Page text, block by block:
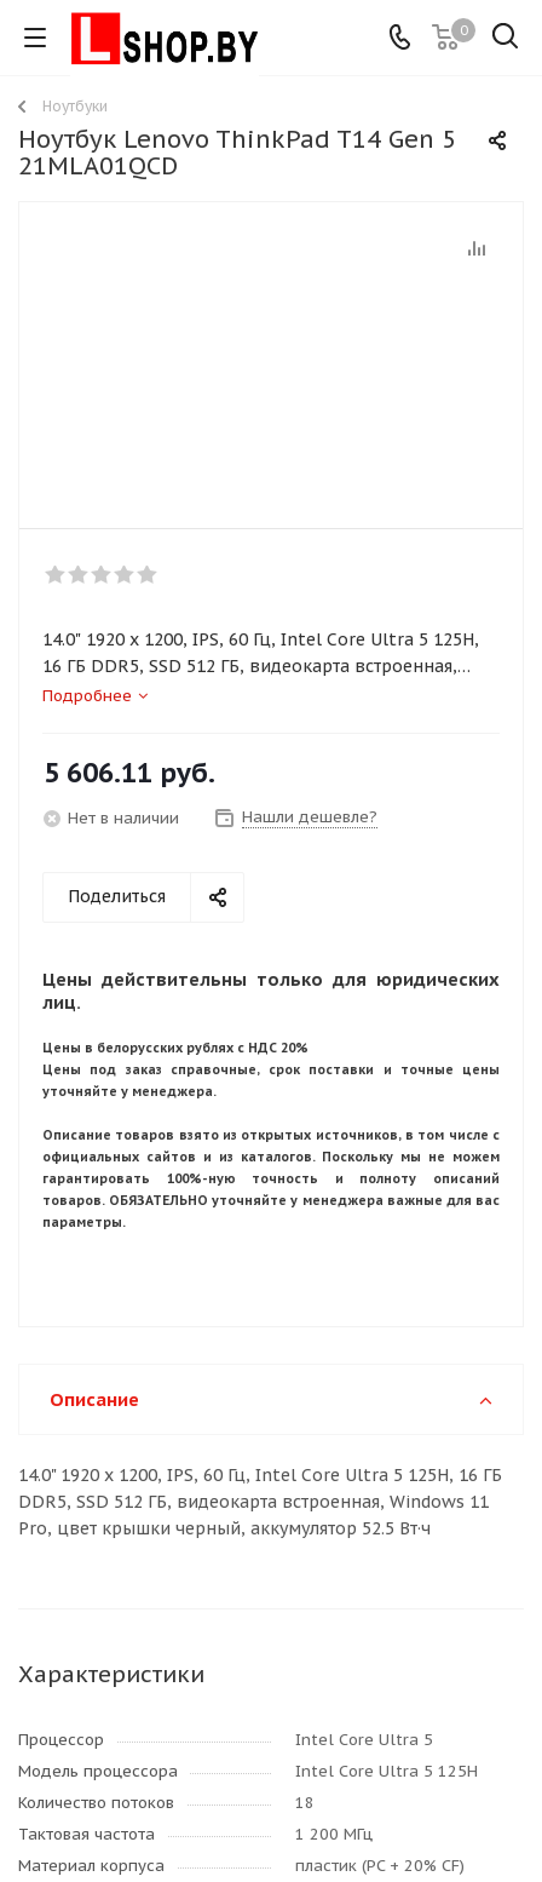
0
Ноутбуки
Ноутбук Lenovo ThinkPad T14 Gen 5
21MLA01QCD
14.0" 1920 x 1200, IPS, 60 Гц, Intel Core Ultra 5 125H,
16 ГБ DDR5, SSD 512 ГБ, видеокарта встроенная,
Windows 11 Pro, цвет крышки черный, аккумулятор
Подробнее
5 606.11 руб.
Нет в наличии Нашли дешевле?
Поделиться
Цены действительны только для юридических
лиц.
Цены в белорусских рублях с НДС 20%
Цены под заказ справочные, срок поставки и точные цены
уточняйте у менеджера.
Описание товаров взято из открытых источников, в том числе с
официальных сайтов и из каталогов. Поскольку мы не можем
гарантировать 100%-ную точность и полноту описаний
товаров. ОБЯЗАТЕЛЬНО уточняйте у менеджера важные для вас
параметры.
Описание
14.0" 1920 x 1200, IPS, 60 Гц, Intel Core Ultra 5 125H, 16 ГБ
DDR5, SSD 512 ГБ, видеокарта встроенная, Windows 11
Pro, цвет крышки черный, аккумулятор 52.5 Вт·ч
Характеристики
Процессор
Intel Core Ultra 5
Модель процессора
Intel Core Ultra 5 125H
Количество потоков
18
Тактовая частота
1 200 МГц
Материал корпуса
пластик (PC + 20% CF)